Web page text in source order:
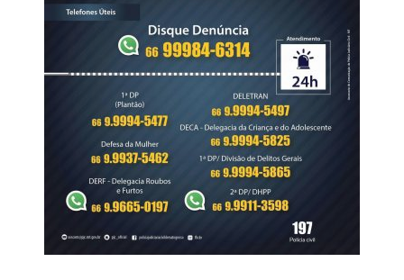
Country, loja TXC (Shopping), Padaria Vip e Sindicato
A 52ª Exposul é uma realização do Sindicato dos
Produtores Rurais de Rondonópolis e conta com o
patrocínio institucional do Senar MT, Aprosoja MT,
Famato, Governo do Estado de Mato Grosso, Prefeitura
Municipal e Câmara Municipal de Rondonópolis.
Veja Mais:
Obra de alargamento no Trevão
garantem melhor fluidez na travessia de